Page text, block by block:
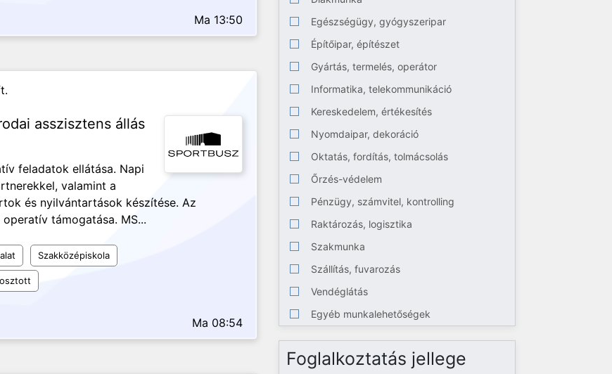
Ma 13:50
asszisztens állás
feladatok ellátása. Napi
valamint a
és nyilvántartások készítése. Az
támogatása. MS...
Szakközépiskola
Ma 08:54
Egészségügy, gyógyszeripar
Építőipar, építészet
Gyártás, termelés, operátor
Informatika, telekommunikáció
Kereskedelem, értékesítés
Nyomdaipar, dekoráció
Oktatás, fordítás, tolmácsolás
Őrzés-védelem
Pénzügy, számvitel, kontrolling
Raktározás, logisztika
Szakmunka
Szállítás, fuvarozás
Vendéglátás
Egyéb munkalehetőségek
Foglalkoztatás jellege